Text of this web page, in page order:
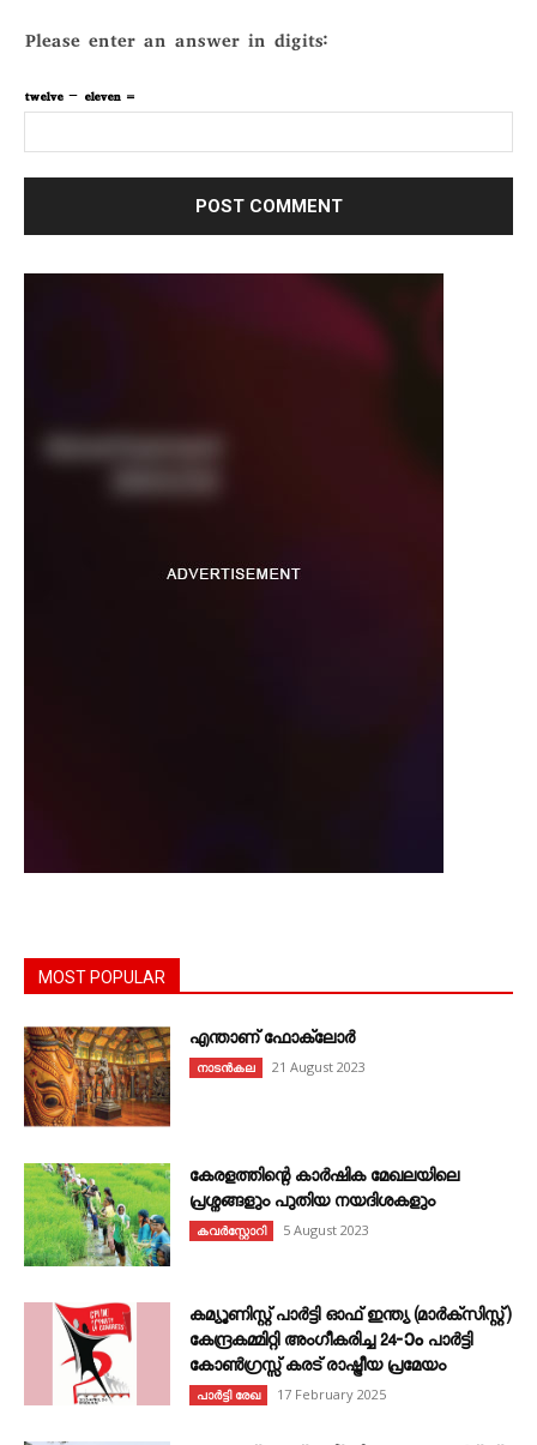
Please enter an answer in digits:
twelve − eleven =
MOST POPULAR
എന്താണ്‌ ഫോക്‌ലോർ
നാടൻകല 21 August 2023
കേരളത്തിന്റെ കാർഷിക മേഖലയിലെ
പ്രശ്നങ്ങളും പുതിയ നയദിശകളും
കവര്‍സ്റ്റോറി 5 August 2023
കമ്യൂണിസ്റ്റ് പാർട്ടി ഓഫ് ഇന്ത്യ (മാർക്സിസ്റ്റ്)
കേന്ദ്രകമ്മിറ്റി അംഗീകരിച്ച 24‐ാം പാർട്ടി
കോൺഗ്രസ്സ് കരട് രാഷ്ട്രീയ പ്രമേയം
പാർട്ടി രേഖ 17 February 2025